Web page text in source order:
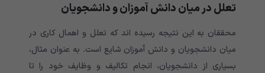
تعلل در میان دانش آموزان و دانشجویان
محققان به این نتیجه رسیده اند که تعلل و اهمال کاری در
میان دانشجویان و دانش آموزان شایع است. به عنوان‌ مثال،
بسیاری از دانشجویان، انجام تکالیف و وظایف خود را تا